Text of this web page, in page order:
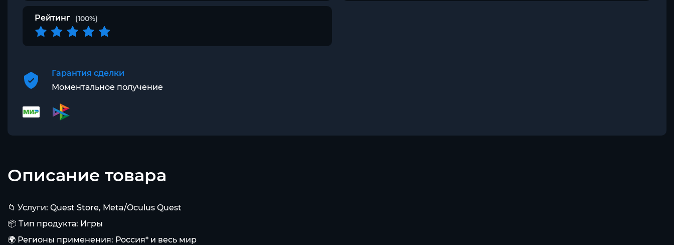
Рейтинг (100%)
Гарантия сделки
Моментальное получение
Описание товара
📁 Услуги: Quest Store, Meta/Oculus Quest
📦 Тип продукта: Игры
🌍 Регионы применения: Россия* и весь мир